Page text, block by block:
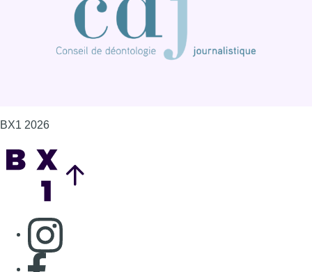
BX1 2026
Consulter page Instagram
Consulter page Facebook